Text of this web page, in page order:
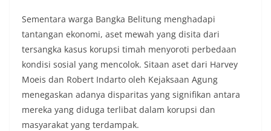
Sementara warga Bangka Belitung menghadapi
tantangan ekonomi, aset mewah yang disita dari
tersangka kasus korupsi timah menyoroti perbedaan
kondisi sosial yang mencolok. Sitaan aset dari Harvey
Moeis dan Robert Indarto oleh Kejaksaan Agung
menegaskan adanya disparitas yang signifikan antara
mereka yang diduga terlibat dalam korupsi dan
masyarakat yang terdampak.